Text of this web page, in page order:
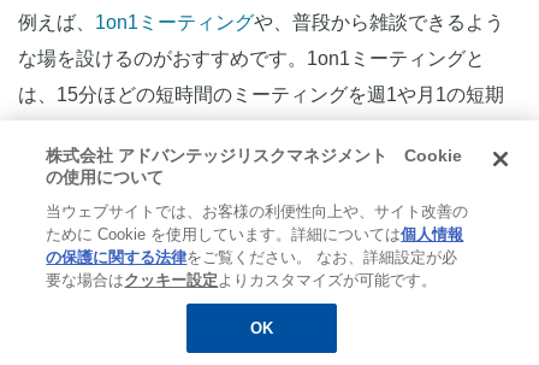
例えば、 1on1ミーティングや、普段から雑談できるよう
な場を設けるのがおすすめです。1on1ミーティングと
は、15分ほどの短時間のミーティングを週1や月1の短期
り、部下の現状を聞き出すのが目的であるため、プレゼン
ティーイズムの予防・改善に役立ちます。
また休めない多くの人は、周りに迷惑をかけてしまうこと
への恐れから休まず無理をしてしまう人もいます。業務を
カバーしあえる複数名体制の構築や、情報共有の仕組みづ
株式会社 アドバンテッジリスクマネジメント Cookie
の使用について
当ウェブサイトでは、お客様の利便性向上や、サイト改善の
ために Cookie を使用しています。詳細については個人情報
の保護に関する法律をご覧ください。 なお、詳細設定が必
要な場合はクッキー設定よりカスタマイズが可能です。
OK